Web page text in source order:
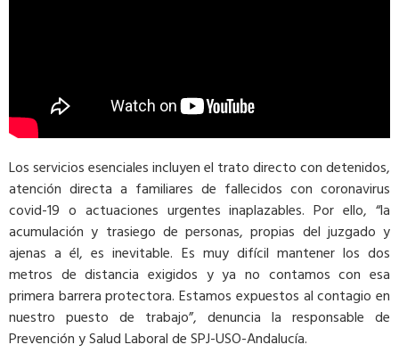
Los servicios esenciales incluyen el trato directo con detenidos,
atención directa a familiares de fallecidos con coronavirus
covid-19 o actuaciones urgentes inaplazables. Por ello, “la
acumulación y trasiego de personas, propias del juzgado y
ajenas a él, es inevitable. Es muy difícil mantener los dos
metros de distancia exigidos y ya no contamos con esa
primera barrera protectora. Estamos expuestos al contagio en
nuestro puesto de trabajo”, denuncia la responsable de
Prevención y Salud Laboral de SPJ-USO-Andalucía.